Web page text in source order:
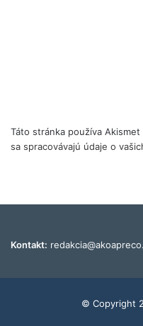
Táto stránka používa
sa spracovávajú údaje o
Kontakt:
© Copyright